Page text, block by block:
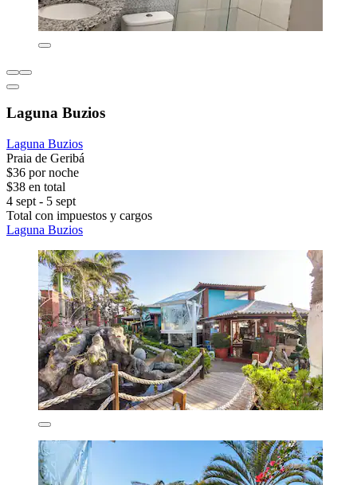
Laguna Buzios
Laguna Buzios
Praia de Geribá
$36 por noche
$38 en total
4 sept - 5 sept
Total con impuestos y cargos
Laguna Buzios